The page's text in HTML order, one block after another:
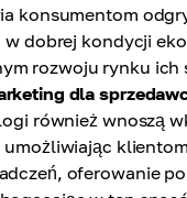
konsumentom
dobrej kondycji
rozwoju rynku ich
dla
również wnoszą
umożliwiając
oferowanie